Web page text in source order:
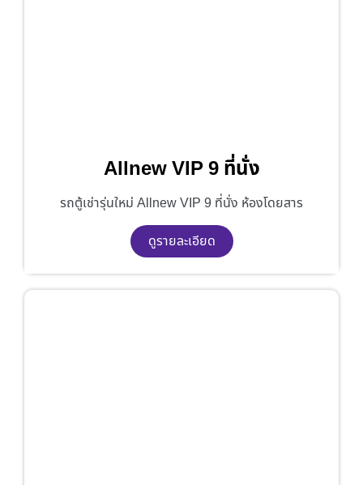
Allnew VIP 9 ที่นั่ง
รถตู้เช่ารุ่นใหม่ Allnew VIP 9 ที่นั่ง ห้องโดยสาร
ดูรายละเอียด